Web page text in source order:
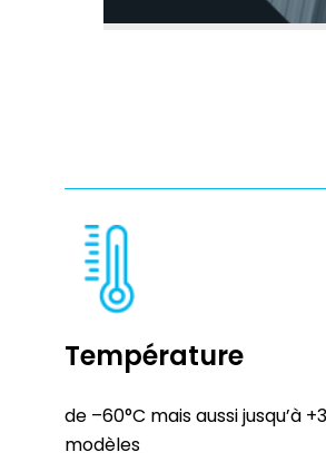
Température
de –60°C mais aussi jusqu’à
modèles